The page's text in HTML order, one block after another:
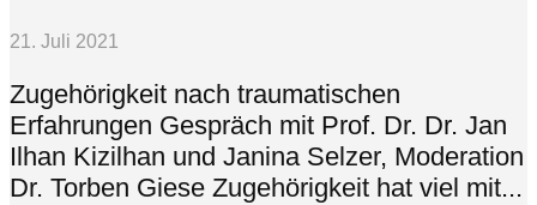
21. Juli 2021
Zugehörigkeit nach traumatischen
Erfahrungen Gespräch mit Prof. Dr. Dr. Jan
Ilhan Kizilhan und Janina Selzer, Moderation
Dr. Torben Giese Zugehörigkeit hat viel mit...